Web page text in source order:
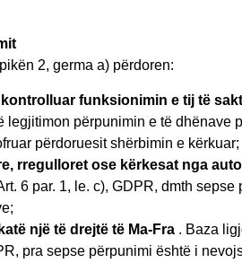
2, germa a) përdoren:
funksionimin e tij të
legjitimon përpunimin e të dhënave
përdoruesit shërbimin e kërkuar;
rregulloret ose kërkesat nga
6 par. 1, le. c), GDPR, dmth
një të drejtë të Ma-Fra . Baza
pra sepse përpunimi është i